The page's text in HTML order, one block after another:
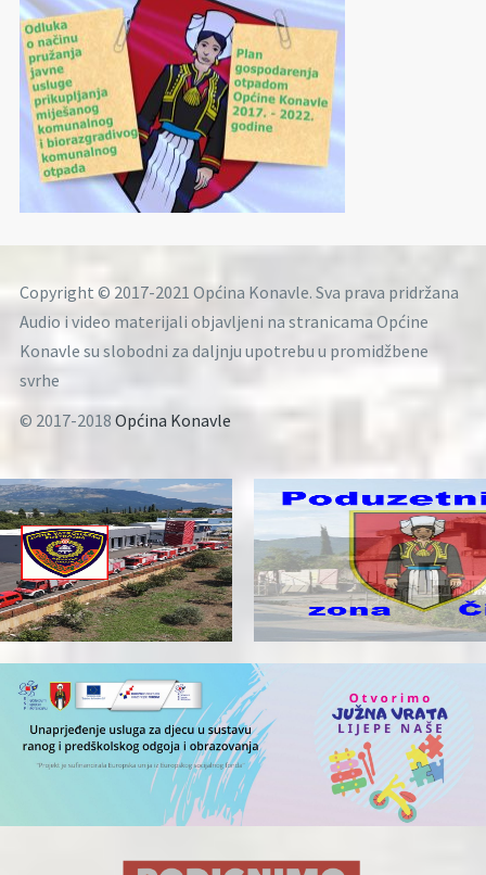
Copyright © 2017-2021 Općina Konavle. Sva prava pridržana
Audio i video materijali objavljeni na stranicama Općine
Konavle su slobodni za daljnju upotrebu u promidžbene
svrhe
© 2017-2018 Općina Konavle